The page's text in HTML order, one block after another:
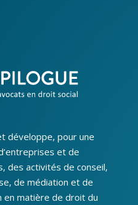
développe, pour une
et de
des activités de conseil,
de médiation et de
en matière de droit du